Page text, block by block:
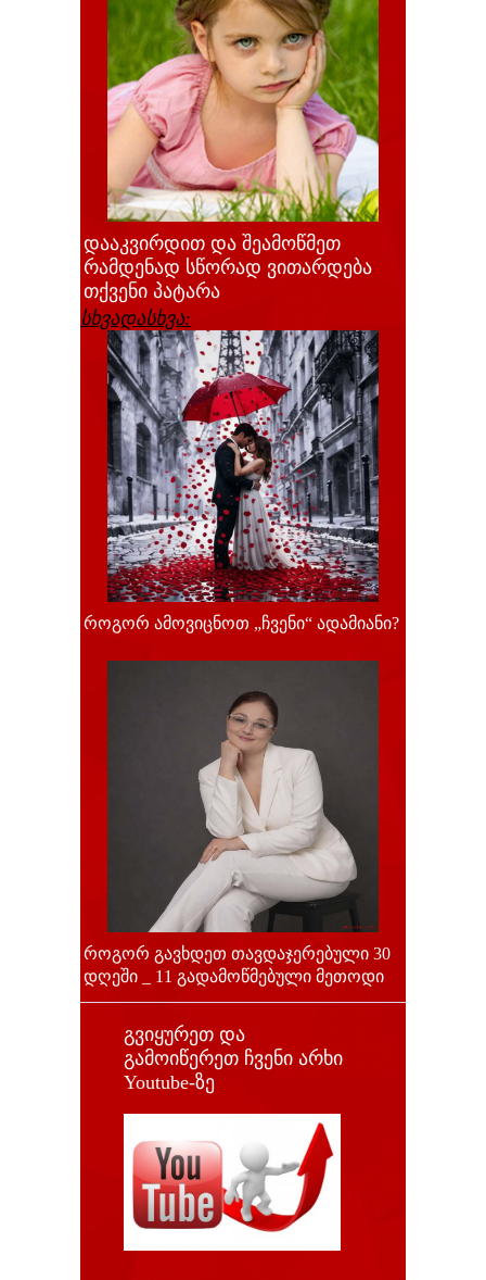
დააკვირდით და შეამოწმეთ
რამდენად სწორად ვითარდება
თქვენი პატარა
სხვადასხვა:
როგორ ამოვიცნოთ „ჩვენი“ ადამიანი?
როგორ გავხდეთ თავდაჯერებული 30
დღეში _ 11 გადამოწმებული მეთოდი
გვიყურეთ და
გამოიწერეთ ჩვენი არხი
Youtube-ზე